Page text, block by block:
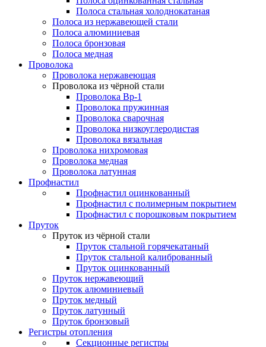
Полоса стальная холоднокатаная
Полоса из нержавеющей стали
Полоса алюминиевая
Полоса бронзовая
Полоса медная
Проволока
Проволока нержавеющая
Проволока из чёрной стали
Проволока Вр-1
Проволока пружинная
Проволока сварочная
Проволока низкоуглеродистая
Проволока вязальная
Проволока нихромовая
Проволока медная
Проволока латунная
Профнастил
Профнастил оцинкованный
Профнастил с полимерным покрытием
Профнастил с порошковым покрытием
Пруток
Пруток из чёрной стали
Пруток стальной горячекатаный
Пруток стальной калиброванный
Пруток оцинкованный
Пруток нержавеющий
Пруток алюминиевый
Пруток медный
Пруток латунный
Пруток бронзовый
Регистры отопления
Секционные регистры